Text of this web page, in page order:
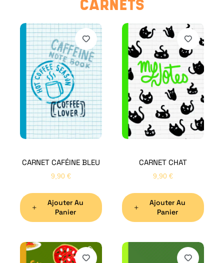
CARNETS
CARNET CAFÉINE BLEU
9,90 €
Ajouter Au
Panier
CARNET CHAT
9,90 €
Ajouter Au
Panier